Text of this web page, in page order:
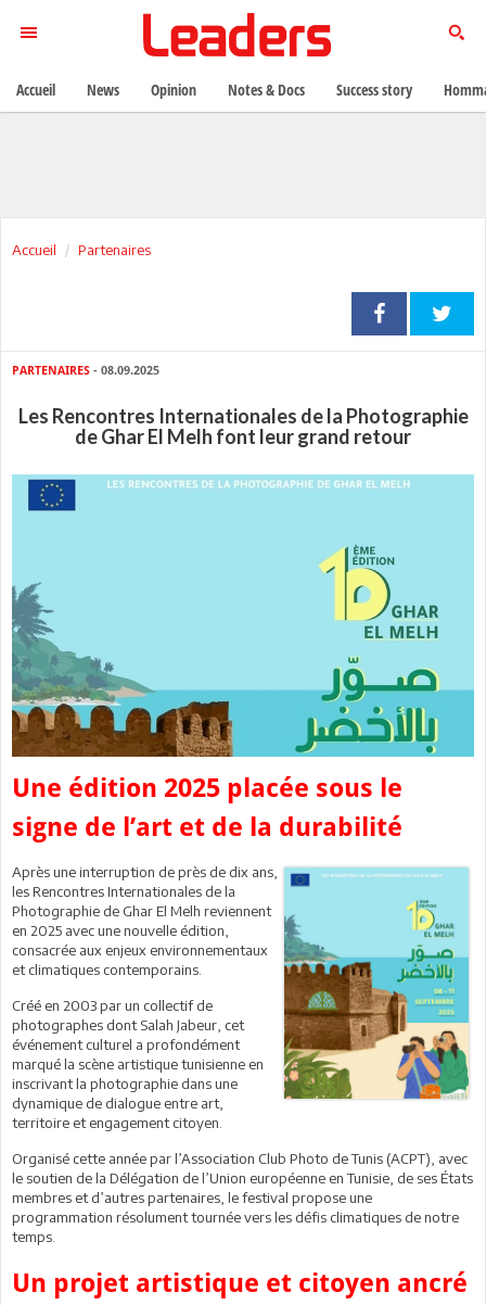
Accueil Partenaires
PARTENAIRES - 08.09.2025
Les Rencontres Internationales de la Photographie
de Ghar El Melh font leur grand retour
Une édition 2025 placée sous le
signe de l’art et de la durabilité
Après une interruption de près de dix ans,
les Rencontres Internationales de la
Photographie de Ghar El Melh reviennent
en 2025 avec une nouvelle édition,
consacrée aux enjeux environnementaux
et climatiques contemporains.
Créé en 2003 par un collectif de
photographes dont Salah Jabeur, cet
événement culturel a profondément
marqué la scène artistique tunisienne en
inscrivant la photographie dans une
dynamique de dialogue entre art,
territoire et engagement citoyen.
Organisé cette année par l’Association Club Photo de Tunis (ACPT), avec
le soutien de la Délégation de l’Union européenne en Tunisie, de ses États
membres et d’autres partenaires, le festival propose une
programmation résolument tournée vers les défis climatiques de notre
temps.
Un projet artistique et citoyen ancré
Accueil News Opinion Notes & Docs Success story